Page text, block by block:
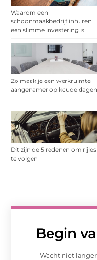
Waarom een
schoonmaakbedrijf inhuren
een slimme investering is
Zo maak je een werkruimte
aangenamer op koude dagen
Dit zijn de 5 redenen om rijles
te volgen
Begin
Wacht niet